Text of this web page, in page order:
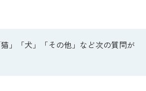
」「犬」「その他」など次の質問が